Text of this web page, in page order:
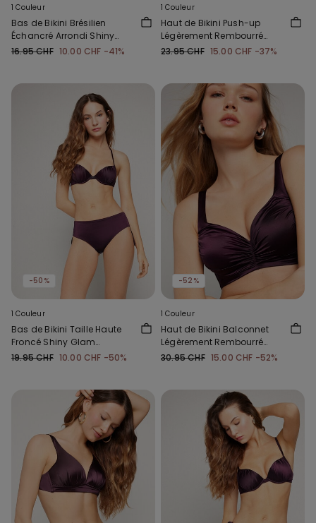
1 Couleur
Bas de Bikini Brésilien
Échancré Arrondi Shiny
Glam Bordeaux
16.95 CHF 10.00 CHF -41%
1 Couleur
Haut de Bikini Push-up
Légèrement Rembourré
Shiny Glam Bordeaux
23.95 CHF 15.00 CHF -37%
-50%
1 Couleur
Bas de Bikini Taille Haute
Froncé Shiny Glam
Bordeaux
19.95 CHF 10.00 CHF -50%
-52%
1 Couleur
Haut de Bikini Balconnet
Légèrement Rembourré
Shiny Glam Bordeaux
30.95 CHF 15.00 CHF -52%